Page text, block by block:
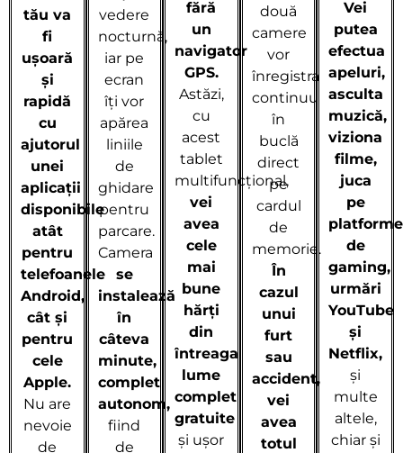
tău va
fi
ușoară
și
rapidă
cu
ajutorul
unei
aplicații
disponibile
atât
pentru
telefoanele
Android,
cât și
pentru
cele
Apple.
Nu are
nevoie
de
vedere
nocturnă,
iar pe
ecran
îți vor
apărea
liniile
de
ghidare
pentru
parcare.
Camera
se
instalează
în
câteva
minute,
complet
autonom,
fiind
de
fără
un
navigator
GPS.
Astăzi,
cu
acest
tablet
multifuncțional,
vei
avea
cele
mai
bune
hărți
din
întreaga
lume
complet
gratuite
și ușor
două
camere
vor
înregistra
continuu
în
buclă
direct
pe
cardul
de
memorie.
În
cazul
unui
furt
sau
accident,
vei
avea
totul
Vei
putea
efectua
apeluri,
asculta
muzică,
viziona
filme,
juca
pe
platforme
de
gaming,
urmări
YouTube
și
Netflix,
și
multe
altele,
chiar și